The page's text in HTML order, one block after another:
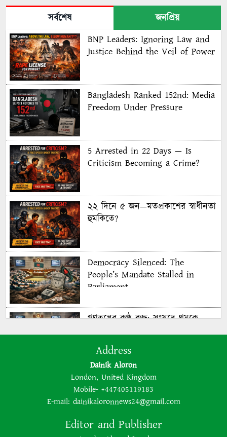
সর্বশেষ
জনপ্রিয়
BNP Leaders: Ignoring Law and
Justice Behind the Veil of Power
Bangladesh Ranked 152nd: Media
Freedom Under Pressure
5 Arrested in 22 Days — Is
Criticism Becoming a Crime?
২২ দিনে ৫ জন—মতপ্রকাশের স্বাধীনতা
হুমকিতে?
Democracy Silenced: The
People’s Mandate Stalled in
Parliament
গণতন্ত্রের কণ্ঠ রুদ্ধ: সংসদে থমকে
The BNP is disregarding
democracy out of a lust for
power
ক্ষমতার লোভে গণতন্ত্রকে উপেক্ষা
Address
Dainik Aloron
London, United Kingdom
Mobile- +447405119183
E-mail: dainikaloronnews24@gmail.com
Editor and Publisher